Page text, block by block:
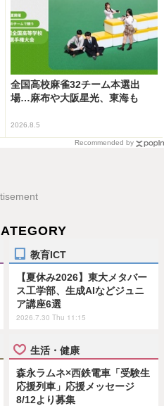
全国高校麻雀32チーム本選出
場…麻布や大阪星光、東海も
2026.8.5
Recommended by
教育ICT
【夏休み2026】東大メタバー
ス工学部、生成AIなどジュニ
ア講座6選
2026.7.30 Thu 11:15
生活・健康
森永ラムネ×西鉄電車「受験生
応援列車」応援メッセージ
8/12より募集